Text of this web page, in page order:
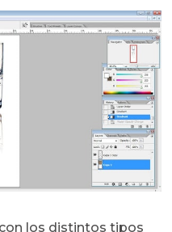
los distintos tipos